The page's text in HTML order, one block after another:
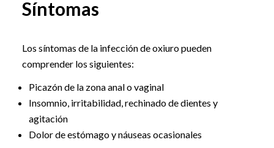
Síntomas
Los síntomas de la infección de oxiuro pueden
comprender los siguientes:
Picazón de la zona anal o vaginal
Insomnio, irritabilidad, rechinado de dientes y
agitación
Dolor de estómago y náuseas ocasionales